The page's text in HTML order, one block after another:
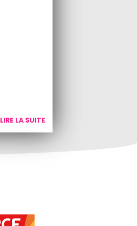
LIRE LA SUITE